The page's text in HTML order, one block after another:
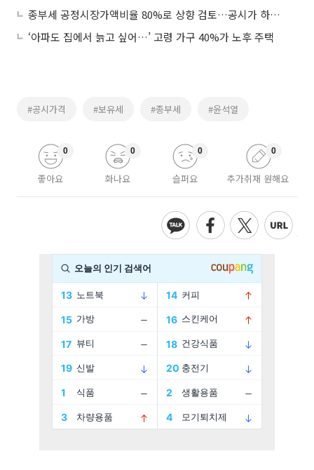
종부세 공정시장가액비율 80%로 상향 검토…공시가 하락에 세부담은 줄 듯
‘아파도 집에서 늙고 싶어…’ 고령 가구 40%가 노후 주택
#공시가격 #보유세 #종부세 #윤석열
좋아요
0
화나요
0
슬퍼요
0
추가취재 원해요
0